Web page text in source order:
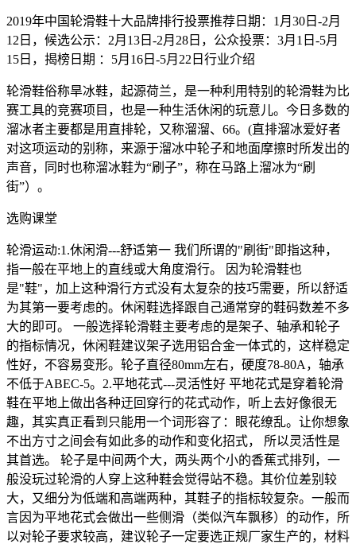
2019年中国轮滑鞋十大品牌排行投票推荐日期：1月30日-2月
12日，候选公示：2月13日-2月28日，公众投票：3月1日-5月
15日，揭榜日期 ：5月16日-5月22日行业介绍
轮滑鞋俗称旱冰鞋，起源荷兰，是一种利用特别的轮滑鞋为比
赛工具的竞赛项目，也是一种生活休闲的玩意儿。今日多数的
溜冰者主要都是用直排轮，又称溜溜、66。(直排溜冰爱好者
对这项运动的别称，来源于溜冰中轮子和地面摩擦时所发出的
声音，同时也称溜冰鞋为“刷子”，称在马路上溜冰为“刷
街”）。
选购课堂
轮滑运动:1.休闲滑---舒适第一 我们所谓的"刷街"即指这种，
指一般在平地上的直线或大角度滑行。 因为轮滑鞋也
是"鞋"，加上这种滑行方式没有太复杂的技巧需要，所以舒适
为其第一要考虑的。休闲鞋选择跟自己通常穿的鞋码数差不多
大的即可。 一般选择轮滑鞋主要考虑的是架子、轴承和轮子
的指标情况，休闲鞋建议架子选用铝合金一体式的，这样稳定
性好，不容易变形。轮子直径80mm左右，硬度78-80A，轴承
不低于ABEC-5。2.平地花式---灵活性好 平地花式是穿着轮滑
鞋在平地上做出各种迂回穿行的花式动作，听上去好像很无
趣，其实真正看到只能用一个词形容了：眼花缭乱。让你想象
不出方寸之间会有如此多的动作和变化招式， 所以灵活性是
其首选。 轮子是中间两个大，两头两个小的香蕉式排列，一
般没玩过轮滑的人穿上这种鞋会觉得站不稳。其价位差别较
大，又细分为低端和高端两种，其鞋子的指标较复杂。一般而
言因为平地花式会做出一些侧滑（类似汽车飘移）的动作，所
以对轮子要求较高，建议轮子一定要选正规厂家生产的，材料